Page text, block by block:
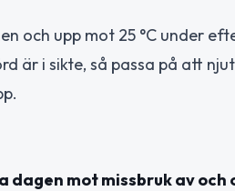
och upp mot 25 °C under
är i sikte, så passa på att
mot missbruk av och